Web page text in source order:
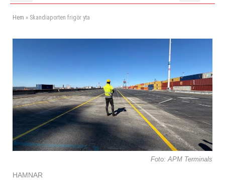
Hem » Skandiaporten frigör yta
Foto: APM Terminals
HAMNAR